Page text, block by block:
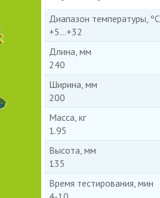
Диапазон температуры, ºС
+5...+32
Длина, мм
240
Ширина, мм
200
Масса, кг
1.95
Высота, мм
135
Время тестирования, мин